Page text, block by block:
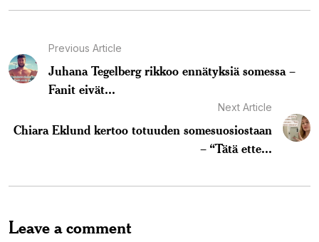
Previous Article
Juhana Tegelberg rikkoo ennätyksiä somessa –
Fanit eivät...
Next Article
Chiara Eklund kertoo totuuden somesuosiostaan
– “Tätä ette...
Leave a comment